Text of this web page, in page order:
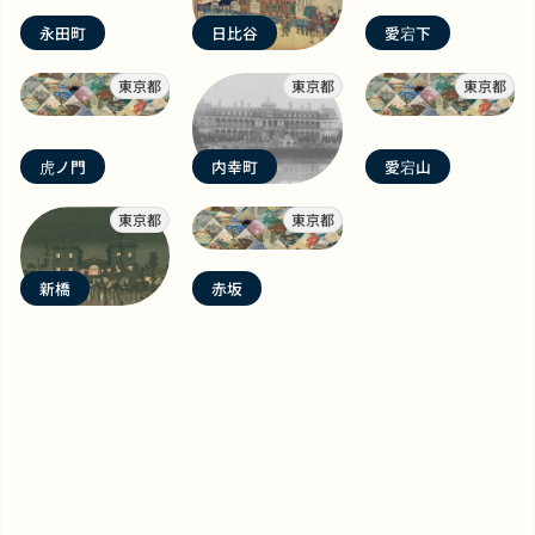
永田町 日比谷 愛宕下
東京都
虎ノ門
東京都
内幸町
東京都
愛宕山
東京都
新橋
東京都
赤坂